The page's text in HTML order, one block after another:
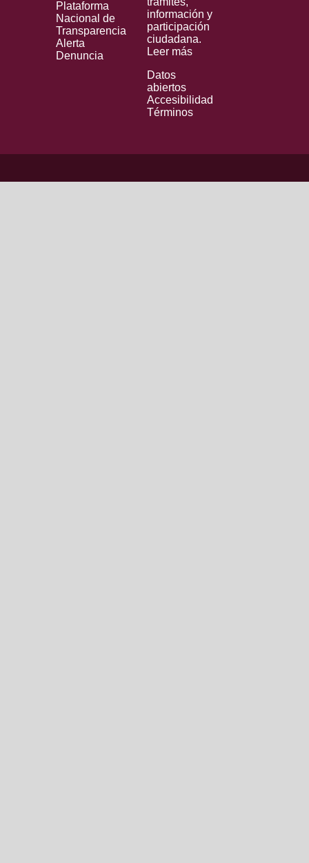
Plataforma
Nacional de
Transparencia
Alerta
Denuncia
información y
participación
ciudadana.
Leer más
Datos
abiertos
Accesibilidad
Términos